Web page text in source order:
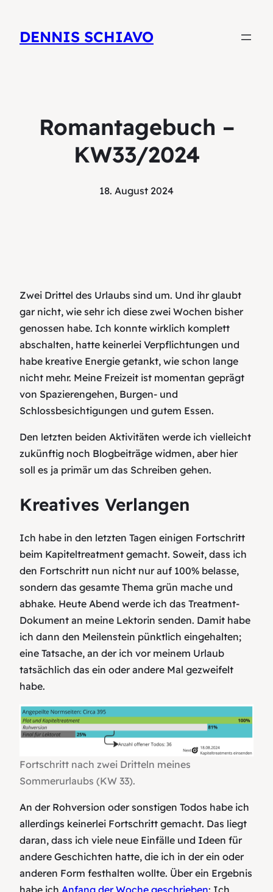
DENNIS SCHIAVO
Romantagebuch –
KW33/2024
18. August 2024
Zwei Drittel des Urlaubs sind um. Und ihr glaubt
gar nicht, wie sehr ich diese zwei Wochen bisher
genossen habe. Ich konnte wirklich komplett
abschalten, hatte keinerlei Verpflichtungen und
habe kreative Energie getankt, wie schon lange
nicht mehr. Meine Freizeit ist momentan geprägt
von Spazierengehen, Burgen- und
Schlossbesichtigungen und gutem Essen.
Den letzten beiden Aktivitäten werde ich vielleicht
zukünftig noch Blogbeiträge widmen, aber hier
soll es ja primär um das Schreiben gehen.
Kreatives Verlangen
Ich habe in den letzten Tagen einigen Fortschritt
beim Kapiteltreatment gemacht. Soweit, dass ich
den Fortschritt nun nicht nur auf 100% belasse,
sondern das gesamte Thema grün mache und
abhake. Heute Abend werde ich das Treatment-
Dokument an meine Lektorin senden. Damit habe
ich dann den Meilenstein pünktlich eingehalten;
eine Tatsache, an der ich vor meinem Urlaub
tatsächlich das ein oder andere Mal gezweifelt
habe.
Fortschritt nach zwei Dritteln meines
Sommerurlaubs (KW 33).
An der Rohversion oder sonstigen Todos habe ich
allerdings keinerlei Fortschritt gemacht. Das liegt
daran, dass ich viele neue Einfälle und Ideen für
andere Geschichten hatte, die ich in der ein oder
anderen Form festhalten wollte. Über ein Ergebnis